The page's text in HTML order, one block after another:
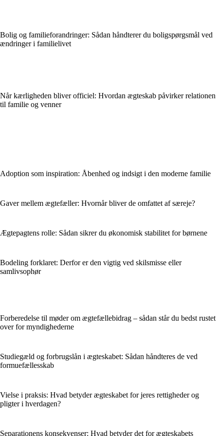
Bolig og familieforandringer: Sådan håndterer du boligspørgsmål ved
ændringer i familielivet
Når kærligheden bliver officiel: Hvordan ægteskab påvirker relationen
til familie og venner
Adoption som inspiration: Åbenhed og indsigt i den moderne familie
Gaver mellem ægtefæller: Hvornår bliver de omfattet af særeje?
Ægtepagtens rolle: Sådan sikrer du økonomisk stabilitet for børnene
Bodeling forklaret: Derfor er den vigtig ved skilsmisse eller
samlivsophør
Forberedelse til møder om ægtefællebidrag – sådan står du bedst rustet
over for myndighederne
Studiegæld og forbrugslån i ægteskabet: Sådan håndteres de ved
formuefællesskab
Vielse i praksis: Hvad betyder ægteskabet for jeres rettigheder og
pligter i hverdagen?
Separationens konsekvenser: Hvad betyder det for ægteskabets